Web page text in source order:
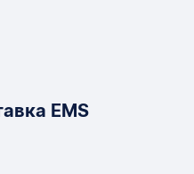
EMS